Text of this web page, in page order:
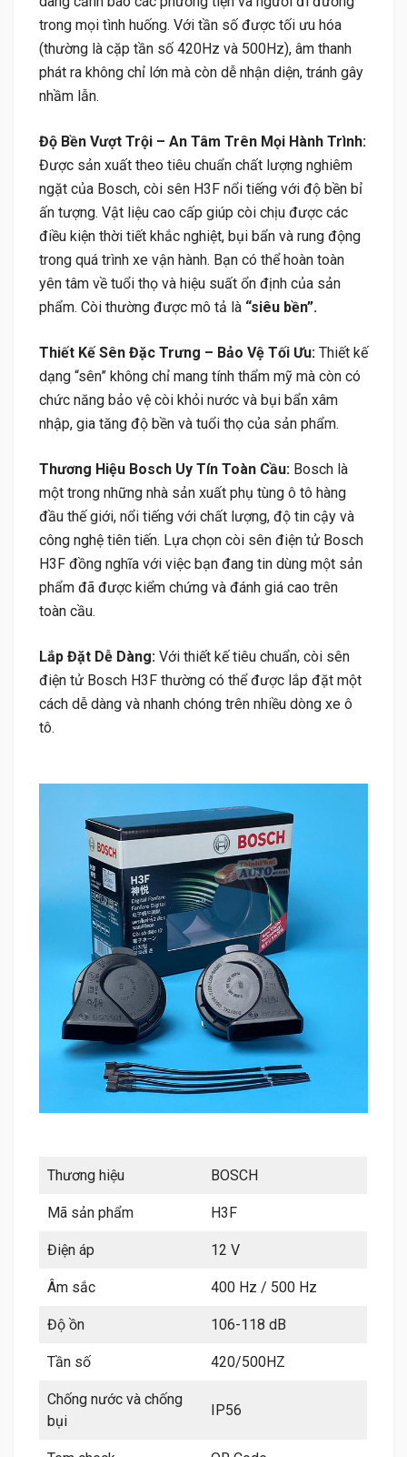
trong mọi tình huống. Với tần số được tối ưu hóa
(thường là cặp tần số 420Hz và 500Hz), âm thanh
phát ra không chỉ lớn mà còn dễ nhận diện, tránh gây
nhầm lẫn.
Độ Bền Vượt Trội – An Tâm Trên Mọi Hành Trình:
Được sản xuất theo tiêu chuẩn chất lượng nghiêm
ngặt của Bosch, còi sên H3F nổi tiếng với độ bền bỉ
ấn tượng. Vật liệu cao cấp giúp còi chịu được các
điều kiện thời tiết khắc nghiệt, bụi bẩn và rung động
trong quá trình xe vận hành. Bạn có thể hoàn toàn
yên tâm về tuổi thọ và hiệu suất ổn định của sản
phẩm. Còi thường được mô tả là “siêu bền”.
Thiết Kế Sên Đặc Trưng – Bảo Vệ Tối Ưu: Thiết kế
dạng “sên” không chỉ mang tính thẩm mỹ mà còn có
chức năng bảo vệ còi khỏi nước và bụi bẩn xâm
nhập, gia tăng độ bền và tuổi thọ của sản phẩm.
Thương Hiệu Bosch Uy Tín Toàn Cầu: Bosch là
một trong những nhà sản xuất phụ tùng ô tô hàng
đầu thế giới, nổi tiếng với chất lượng, độ tin cậy và
công nghệ tiên tiến. Lựa chọn còi sên điện tử Bosch
H3F đồng nghĩa với việc bạn đang tin dùng một sản
phẩm đã được kiểm chứng và đánh giá cao trên
toàn cầu.
Lắp Đặt Dễ Dàng: Với thiết kế tiêu chuẩn, còi sên
điện tử Bosch H3F thường có thể được lắp đặt một
cách dễ dàng và nhanh chóng trên nhiều dòng xe ô
tô.
Thương hiệu BOSCH
Mã sản phẩm H3F
Điện áp 12 V
Âm sắc 400 Hz / 500 Hz
Độ ồn 106-118 dB
Tần số 420/500HZ
Chống nước và chống
bụi
IP56